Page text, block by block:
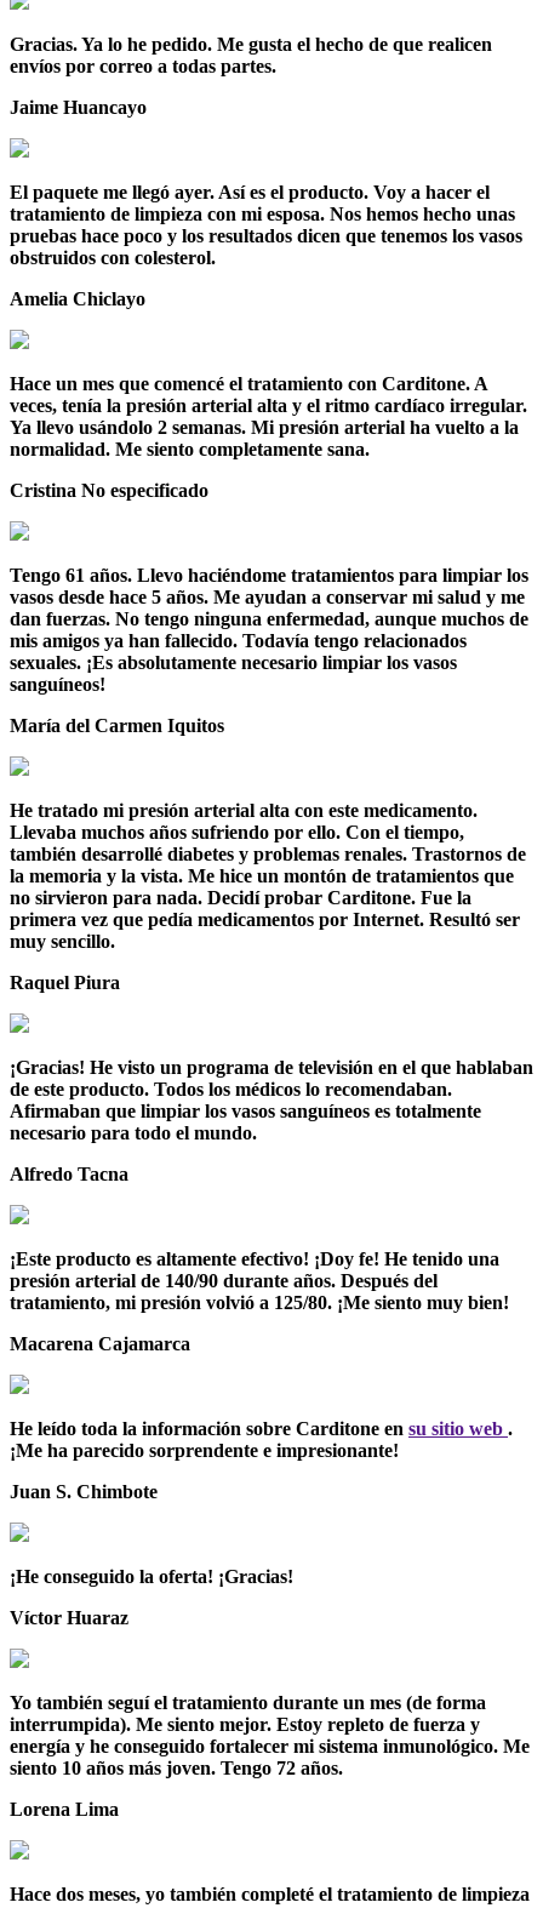
Gracias. Ya lo he pedido. Me gusta el hecho de que realicen
envíos por correo a todas partes.
Jaime Huancayo
El paquete me llegó ayer. Así es el producto. Voy a hacer el
tratamiento de limpieza con mi esposa. Nos hemos hecho unas
pruebas hace poco y los resultados dicen que tenemos los vasos
obstruidos con colesterol.
Amelia Chiclayo
Hace un mes que comencé el tratamiento con Carditone. A
veces, tenía la presión arterial alta y el ritmo cardíaco irregular.
Ya llevo usándolo 2 semanas. Mi presión arterial ha vuelto a la
normalidad. Me siento completamente sana.
Cristina No especificado
Tengo 61 años. Llevo haciéndome tratamientos para limpiar los
vasos desde hace 5 años. Me ayudan a conservar mi salud y me
dan fuerzas. No tengo ninguna enfermedad, aunque muchos de
mis amigos ya han fallecido. Todavía tengo relacionados
sexuales. ¡Es absolutamente necesario limpiar los vasos
sanguíneos!
María del Carmen Iquitos
He tratado mi presión arterial alta con este medicamento.
Llevaba muchos años sufriendo por ello. Con el tiempo,
también desarrollé diabetes y problemas renales. Trastornos de
la memoria y la vista. Me hice un montón de tratamientos que
no sirvieron para nada. Decidí probar Carditone. Fue la
primera vez que pedía medicamentos por Internet. Resultó ser
muy sencillo.
Raquel Piura
¡Gracias! He visto un programa de televisión en el que hablaban
de este producto. Todos los médicos lo recomendaban.
Afirmaban que limpiar los vasos sanguíneos es totalmente
necesario para todo el mundo.
Alfredo Tacna
¡Este producto es altamente efectivo! ¡Doy fe! He tenido una
presión arterial de 140/90 durante años. Después del
tratamiento, mi presión volvió a 125/80. ¡Me siento muy bien!
Macarena Cajamarca
He leído toda la información sobre Carditone en su sitio web .
¡Me ha parecido sorprendente e impresionante!
Juan S. Chimbote
¡He conseguido la oferta! ¡Gracias!
Víctor Huaraz
Yo también seguí el tratamiento durante un mes (de forma
interrumpida). Me siento mejor. Estoy repleto de fuerza y
energía y he conseguido fortalecer mi sistema inmunológico. Me
siento 10 años más joven. Tengo 72 años.
Lorena Lima
Hace dos meses, yo también completé el tratamiento de limpieza